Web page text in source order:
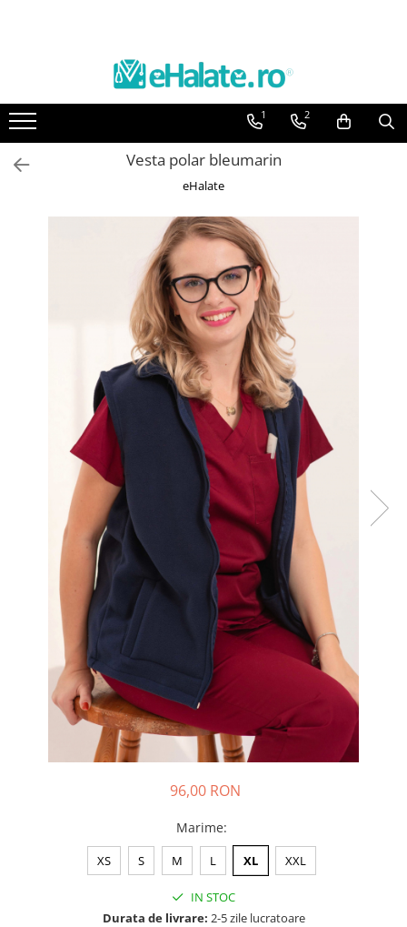
Toate Produsele
Bluze Unisex
Costume Unisex
Bluze unisex cu imprimeuri
Halate medicale femei
Halate medicale barbati
Halate medicale P2 cu fluturas
Halate medicale cu nasturi
Halate medicale cu fermoar
Halate medicale polar - unisex
Halate medicale albe
Fuste, Sarafane
Sarafane Mira
Fuste medicale
Sarafane medicale
Veste, Jachete
Veste de lucru
Jachete de lucru
Halate medicale polar - unisex
Sorturi restaurante
1 2
Vesta polar bleumarin
eHalate
96,00 RON
Marime:
XS S M L XL XXL
IN STOC
Durata de livrare: 2-5 zile lucratoare